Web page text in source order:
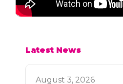
Latest News
August 3, 2026